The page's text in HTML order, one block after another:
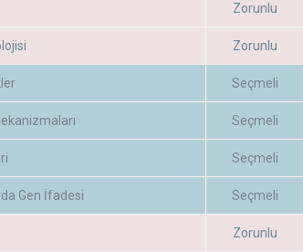
Zorunlu
Zorunlu
Seçmeli
Seçmeli
Seçmeli
Gen İfadesi Seçmeli
Zorunlu